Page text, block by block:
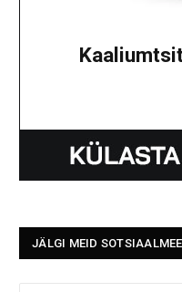
JÄLGI MEID